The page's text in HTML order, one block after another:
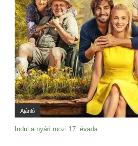
Ajánló
Indul a nyári mozi 17. évada